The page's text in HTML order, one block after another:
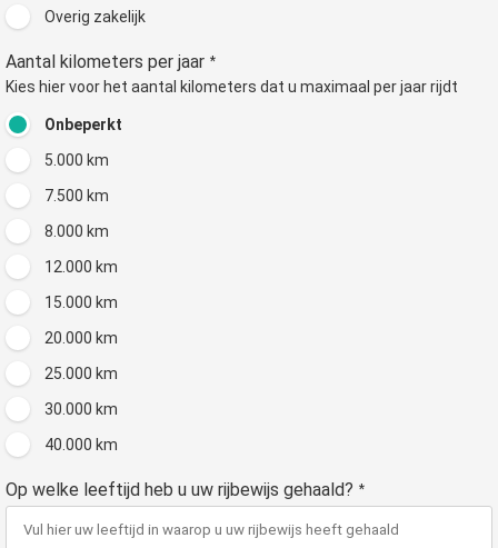
Overig zakelijk
Aantal kilometers per jaar *
Kies hier voor het aantal kilometers dat u maximaal per jaar rijdt
Onbeperkt
5.000 km
7.500 km
8.000 km
12.000 km
15.000 km
20.000 km
25.000 km
30.000 km
40.000 km
Op welke leeftijd heb u uw rijbewijs gehaald? *